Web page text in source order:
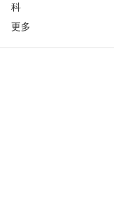
科
更多